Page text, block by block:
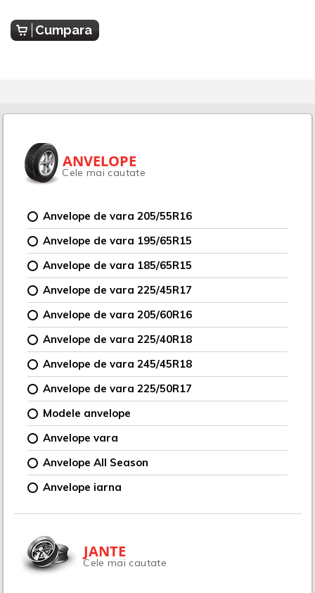
Cumpara
ANVELOPE
Cele mai cautate
Anvelope de vara 205/55R16
Anvelope de vara 195/65R15
Anvelope de vara 185/65R15
Anvelope de vara 225/45R17
Anvelope de vara 205/60R16
Anvelope de vara 225/40R18
Anvelope de vara 245/45R18
Anvelope de vara 225/50R17
Modele anvelope
Anvelope vara
Anvelope All Season
Anvelope iarna
JANTE
Cele mai cautate